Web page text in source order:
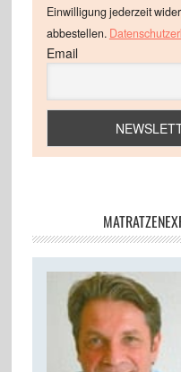
Einwilligung jederzeit
abbestellen.
Email